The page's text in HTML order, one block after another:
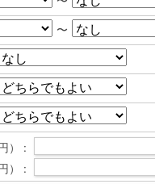
〜
） :
） :